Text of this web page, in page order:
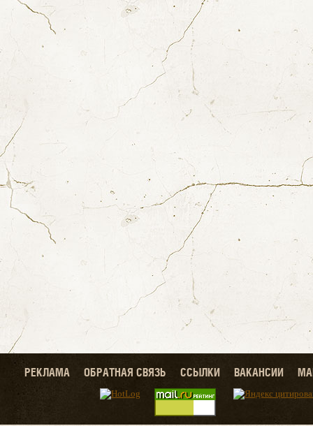
РЕКЛАМА ОБРАТНАЯ СВЯЗЬ ССЫЛКИ ВАКАНСИИ